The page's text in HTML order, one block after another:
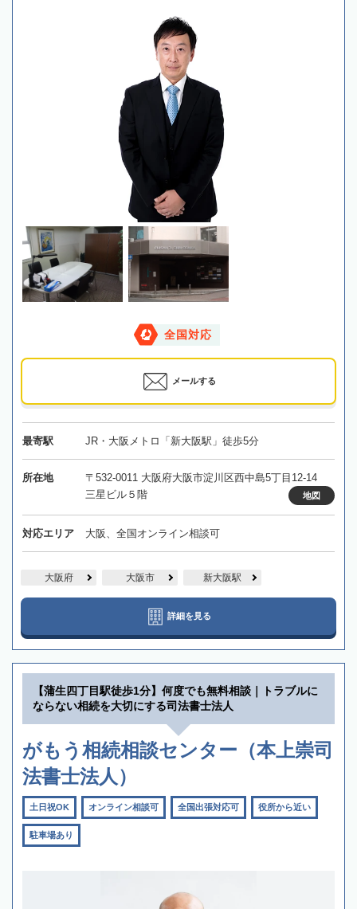
全国対応
メールする
最寄駅 JR・大阪メトロ「新大阪駅」徒歩5分
所在地
〒532-0011 大阪府大阪市淀川区西中島5丁目12-14
三星ビル５階
地図
対応エリア 大阪、全国オンライン相談可
大阪府 大阪市 新大阪駅
詳細を見る
【蒲生四丁目駅徒歩1分】何度でも無料相談｜トラブルに
ならない相続を大切にする司法書士法人
がもう相続相談センター（本上崇司
法書士法人）
土日祝OK オンライン相談可 全国出張対応可 役所から近い
駐車場あり